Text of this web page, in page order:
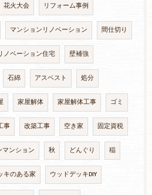
花火大会 リフォーム事例
マンションリノベーション 間仕切り
ノベーション住宅 壁補強
石綿 アスベスト 処分
家屋解体 家屋解体工事 ゴミ
事 改築工事 空き家 固定資税
マンション 秋 どんぐり 稲
キのある家 ウッドデッキDIY